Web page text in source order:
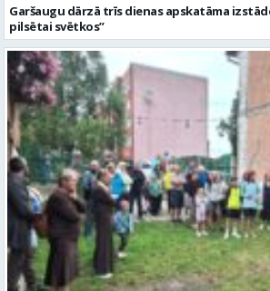
Valmieras dzimšanas diena sākas ar Krāču